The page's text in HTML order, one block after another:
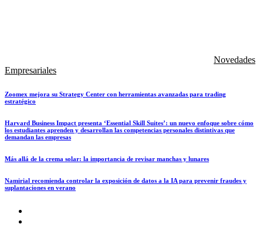
Novedades
Empresariales
Zoomex mejora su Strategy Center con herramientas avanzadas para trading
estratégico
Harvard Business Impact presenta ‘Essential Skill Suites’: un nuevo enfoque sobre cómo
los estudiantes aprenden y desarrollan las competencias personales distintivas que
demandan las empresas
Más allá de la crema solar: la importancia de revisar manchas y lunares
Namirial recomienda controlar la exposición de datos a la IA para prevenir fraudes y
suplantaciones en verano